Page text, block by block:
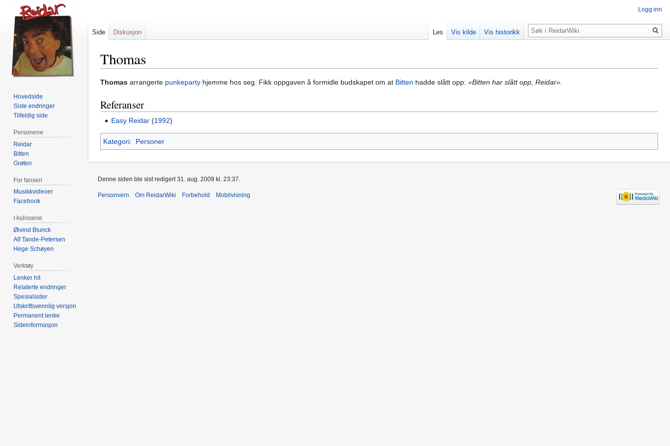
Thomas
Hopp
navigering
Hopp
søk
Thomas arrangerte punkeparty hjemme hos seg. Fikk oppgaven å formidle budskapet om at Bitten hadde slått opp: «Bitten har slått opp, Reidar».
Referanser
Easy Reidar (1992)
Kategori: Personer
Logg inn
Side Diskusjon Les Vis kilde Vis historikk
Søk
Hovedside
Siste endringer
Tilfeldig side
Personene
Reidar
Bitten
Grøten
For fansen
Musikkvideoer
Facebook
I kulissene
Øivind Blunck
Alf Tande-Petersen
Hege Schøyen
Verktøy
Lenker hit
Relaterte endringer
Spesialsider
Utskriftsvennlig versjon
Permanent lenke
Sideinformasjon
Denne siden ble sist redigert 31. aug. 2009 kl. 23:37.
Personvern Om ReidarWiki Forbehold Mobilvisning